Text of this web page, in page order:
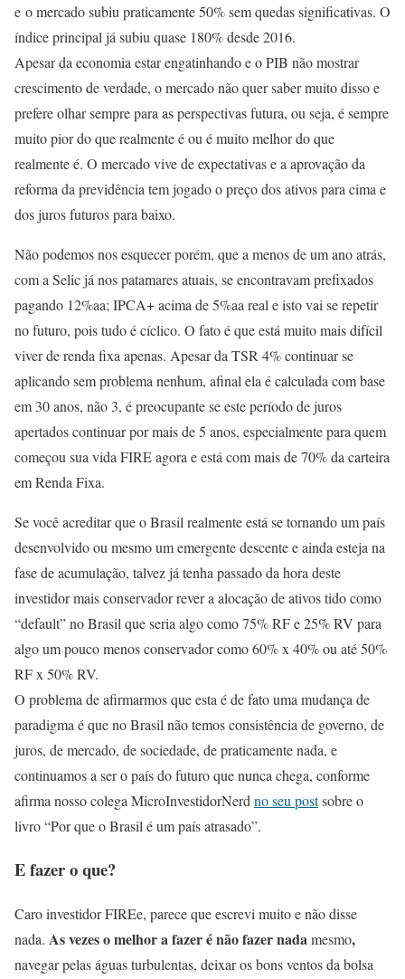
e o mercado subiu praticamente 50% sem quedas significativas. O
índice principal já subiu quase 180% desde 2016.
Apesar da economia estar engatinhando e o PIB não mostrar
crescimento de verdade, o mercado não quer saber muito disso e
prefere olhar sempre para as perspectivas futura, ou seja, é sempre
muito pior do que realmente é ou é muito melhor do que
realmente é. O mercado vive de expectativas e a aprovação da
reforma da previdência tem jogado o preço dos ativos para cima e
dos juros futuros para baixo.
Não podemos nos esquecer porém, que a menos de um ano atrás,
com a Selic já nos patamares atuais, se encontravam prefixados
pagando 12%aa; IPCA+ acima de 5%aa real e isto vai se repetir
no futuro, pois tudo é cíclico. O fato é que está muito mais difícil
viver de renda fixa apenas. Apesar da TSR 4% continuar se
aplicando sem problema nenhum, afinal ela é calculada com base
em 30 anos, não 3, é preocupante se este período de juros
apertados continuar por mais de 5 anos, especialmente para quem
começou sua vida FIRE agora e está com mais de 70% da carteira
em Renda Fixa.
Se você acreditar que o Brasil realmente está se tornando um país
desenvolvido ou mesmo um emergente descente e ainda esteja na
fase de acumulação, talvez já tenha passado da hora deste
investidor mais conservador rever a alocação de ativos tido como
“default” no Brasil que seria algo como 75% RF e 25% RV para
algo um pouco menos conservador como 60% x 40% ou até 50%
RF x 50% RV.
O problema de afirmarmos que esta é de fato uma mudança de
paradigma é que no Brasil não temos consistência de governo, de
juros, de mercado, de sociedade, de praticamente nada, e
continuamos a ser o país do futuro que nunca chega, conforme
afirma nosso colega MicroInvestidorNerd no seu postsobre o
livro “Por que o Brasil é um país atrasado”.
E fazer o que?
Caro investidor FIREe, parece que escrevi muito e não disse
nada. As vezes o melhor a fazer é não fazer nadamesmo,
navegar pelas águas turbulentas, deixar os bons ventos da bolsa